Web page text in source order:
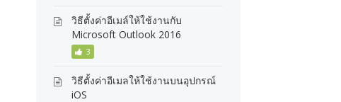
วิธีตั้งค่าอีเมล์ให้ใช้งานกับ
Microsoft Outlook 2016
3
วิธีตั้งค่าอีเมลให้ใช้งานบนอุปกรณ์
iOS